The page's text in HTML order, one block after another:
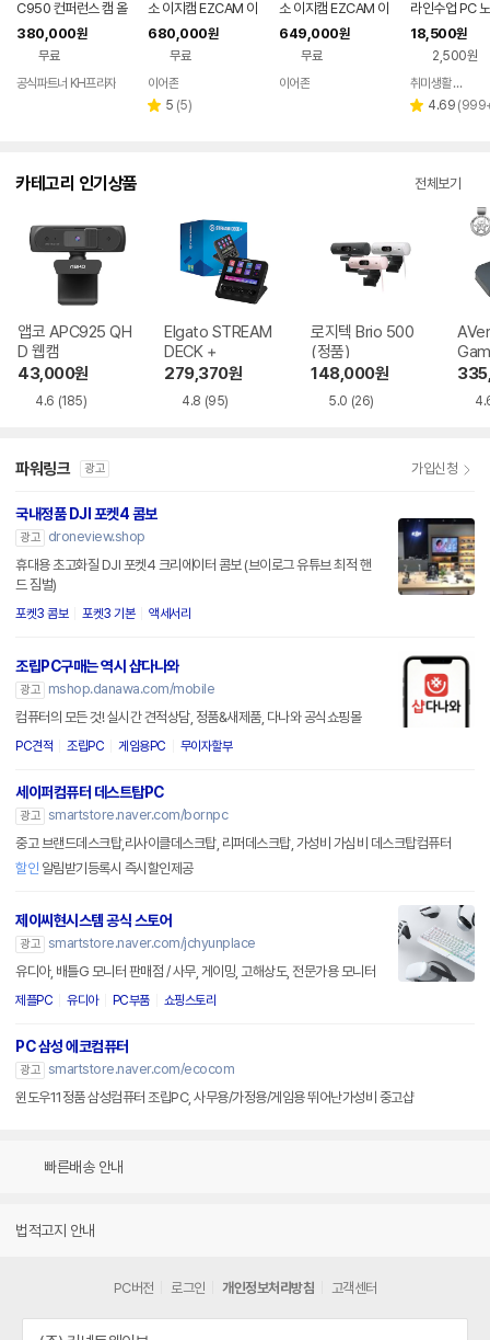
C950 컨퍼런스 캠 올
인원 화상회의 카메라
스피커폰 마이크 리모
컨 포함 FHD
380,000원
무료
공식파트너 KH프라자
소 이지캠 EZCAM 이
어존 EZ-1300I
680,000원
무료
이어존
별 5 리
(5)
소 이지캠 EZCAM 이
어존 EZ-800S
649,000원
무료
이어존
라인수업 PC
컴퓨터 화상
0P
18,500원
2,500원
취미생활 캠핑 차박 게임
별 4.69 리
(
카테고리 인기상품 전체보기
앱코 APC925 QH
D 웹캠
43,000원
4.6 (185)
Elgato STREAM
DECK +
279,370원
4.8 (95)
로지텍 Brio 500
(정품)
148,000원
5.0 (26)
파워링크 광고 가입신청
국내정품 DJI 포켓4 콤보
광고
droneview.shop
휴대용 초고화질 DJI 포켓4 크리에이터 콤보 (브이로그 유튜브 최적 핸
드 짐벌)
포켓3 콤보 포켓3 기본 액세서리
조립PC구매는 역시 샵다나와
광고
mshop.danawa.com/mobile
컴퓨터의 모든 것! 실시간 견적상담, 정품&새제품, 다나와 공식쇼핑몰
PC견적 조립PC 게임용PC 무이자할부
세이퍼컴퓨터 데스트탑PC
광고 smartstore.naver.com/bornpc
중고 브랜드데스크탑,리사이클데스크탑, 리퍼데스크탑, 가성비 가심비 데스크탑컴퓨터
할인 알림받기등록시 즉시할인제공
제이씨현시스템 공식 스토어
광고 smartstore.naver.com/jchyunplace
유디아, 배틀G 모니터 판매점 / 사무, 게이밍, 고해상도, 전문가용 모니터
제플PC 유디아 PC부품 쇼핑스토리
PC 삼성 에코컴퓨터
광고 smartstore.naver.com/ecocom
윈도우11정품 삼성컴퓨터 조립PC, 사무용/가정용/게임용 뛰어난가성비 중고샵
빠른배송 안내
법적고지 안내
PC버전 로그인 개인정보처리방침 고객센터